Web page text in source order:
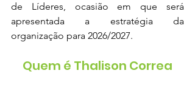
de Líderes, ocasião em que será
apresentada a estratégia da
organização para 2026/2027.
Quem é Thalison Correa